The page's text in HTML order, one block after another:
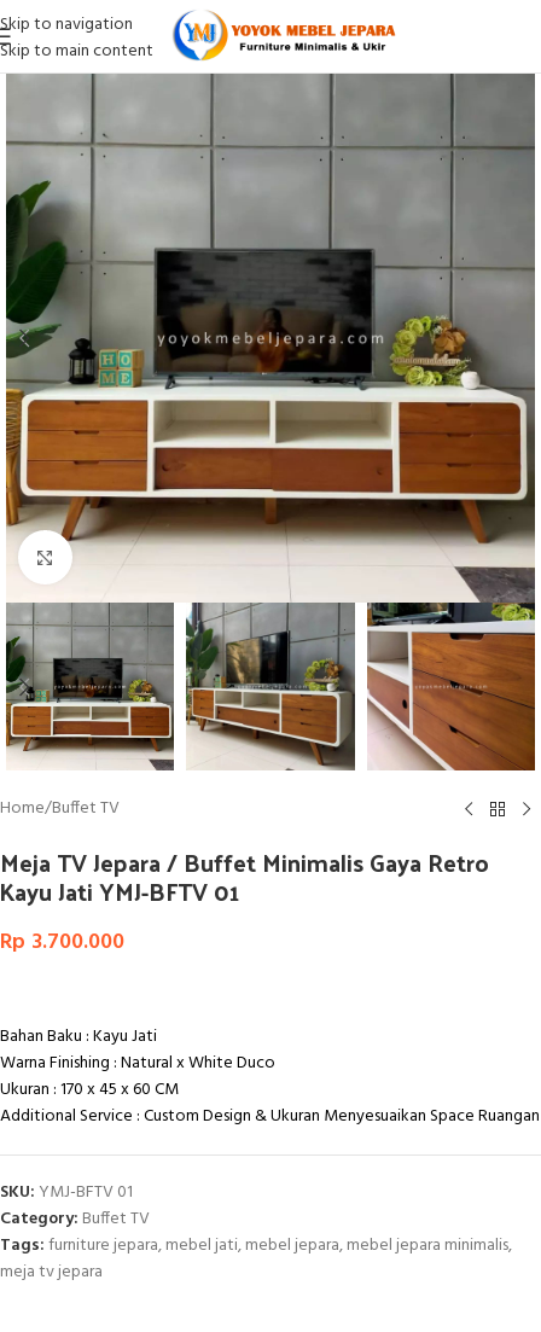
Skip to navigation
Skip to main content
Click to enlarge
Home/Buffet TV
Meja TV Jepara / Buffet Minimalis Gaya Retro
Kayu Jati YMJ-BFTV 01
Rp 3.700.000
Bahan Baku : Kayu Jati
Warna Finishing : Natural x White Duco
Ukuran :170 x 45 x 60CM
Additional Service : Custom Design & Ukuran Menyesuaikan Space Ruangan
SKU: YMJ-BFTV 01
Category: Buffet TV
Tags:furniture jepara,mebel jati,mebel jepara,mebel jepara minimalis,
meja tv jepara